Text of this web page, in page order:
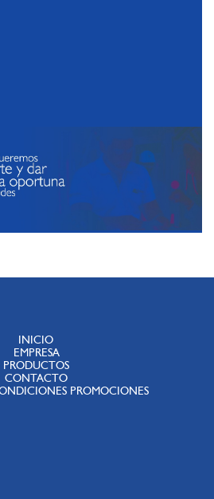
INICIO
EMPRESA
PRODUCTOS
CONTACTO
PROMOCIONES